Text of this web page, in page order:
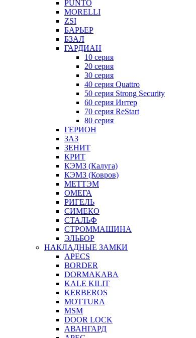
PUNTO
MORELLI
ZSI
БАРЬЕР
БЗАЛ
ГАРДИАН
10 серия
20 серия
30 серия
40 серия Quattro
50 серия Strong Security
60 серия Интер
70 серия ReStart
80 серия
ГЕРИОН
ЗАЗ
ЗЕНИТ
КРИТ
КЭМЗ (Калуга)
КЭМЗ (Ковров)
МЕТТЭМ
ОМЕГА
РИГЕЛЬ
СИМЕКО
СТАЛЬФ
СТРОММАШИНА
ЭЛЬБОР
НАКЛАДНЫЕ ЗАМКИ
APECS
BORDER
DORMAKABA
KALE KILIT
KERBEROS
MOTTURA
MSM
DOOR LOCK
АВАНГАРД